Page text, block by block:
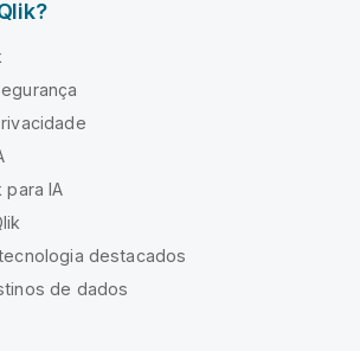
para IA
destacados
de dados